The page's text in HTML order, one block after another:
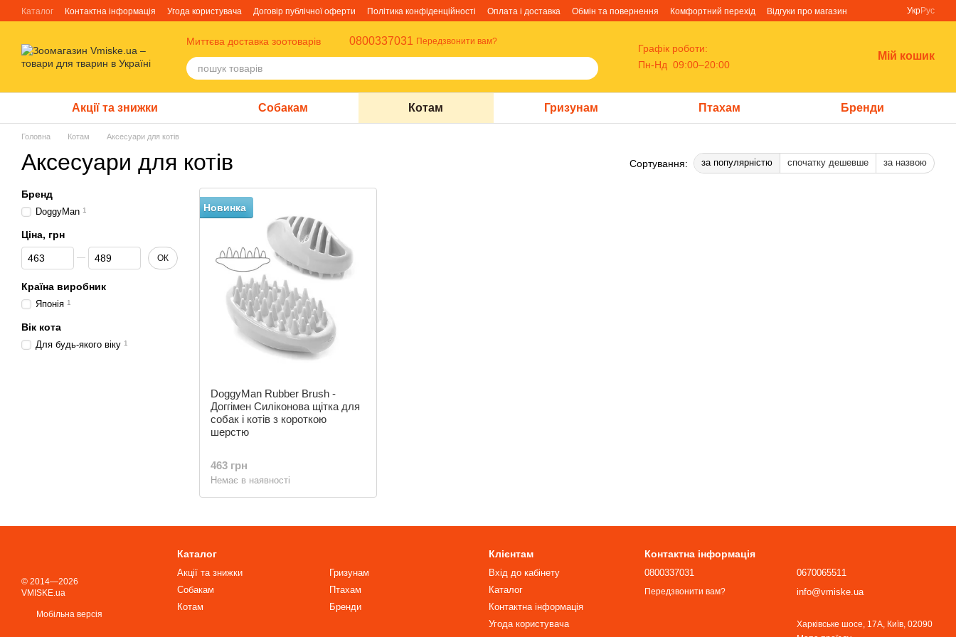
Перейти до основного контенту
Каталог Контактна інформація Угода користувача Договір публічної оферти Політика конфіденційності Оплата і доставка Обмін та повернення Комфортний перехід
Відгуки про магазин
УкрРус
Миттєва доставка зоотоварів 0800337031 Передзвонити вам?
Графік роботи:
Пн-Нд 09:00–20:00
Мій кошик
Акції та знижки Собакам Котам Гризунам Птахам Бренди
Головна Котам Аксесуари для котів
Аксесуари для котів Сортування: за популярністю спочатку дешевше за назвою
Новинка
DoggyMan Rubber Brush -
Доггімен Силіконова щітка для
собак і котів з короткою
шерстю
463 грн
Немає в наявності
Бренд
DoggyMan 1
Ціна, грн
Від Ціна, грн
До Ціна, грн ОК
Країна виробник
Японія 1
Вік кота
Для будь-якого віку 1
© 2014—2026
VMISKE.ua
Мобільна версія
Каталог
Акції та знижки
Собакам
Котам
Гризунам
Птахам
Бренди
Клієнтам
Вхід до кабінету
Каталог
Контактна інформація
Угода користувача
Контактна інформація
0800337031
Передзвонити вам?
0670065511
info@vmiske.ua
Харківське шосе, 17А, Київ, 02090